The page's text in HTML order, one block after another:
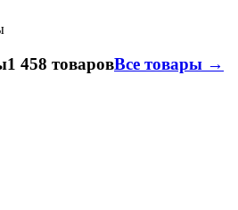
1 458 товаровВсе товары →